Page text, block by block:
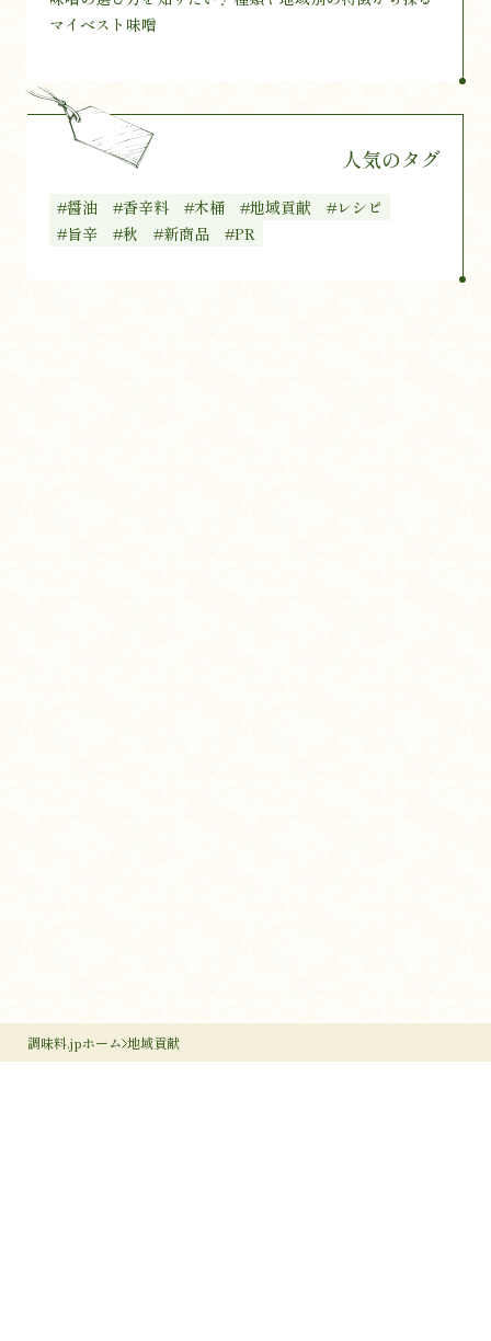
マイベスト味噌
人気のタグ
#醤油 #香辛料 #木桶 #地域貢献
#レシピ
#旨辛
#秋 #新商品 #PR
調味料.jpホーム 地域貢献